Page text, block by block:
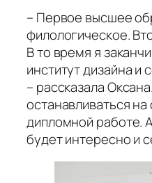
– Первое высшее
филологическое.
В то время я
институт дизайна и
– рассказала
останавливаться
дипломной работе.
будет интересно и